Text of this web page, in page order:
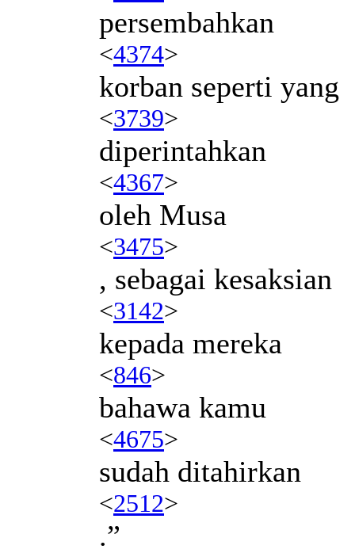
persembahkan
<4374>
korban seperti yang
<3739>
diperintahkan
<4367>
oleh Musa
<3475>
, sebagai kesaksian
<3142>
kepada mereka
<846>
bahawa kamu
<4675>
sudah ditahirkan
<2512>
.”